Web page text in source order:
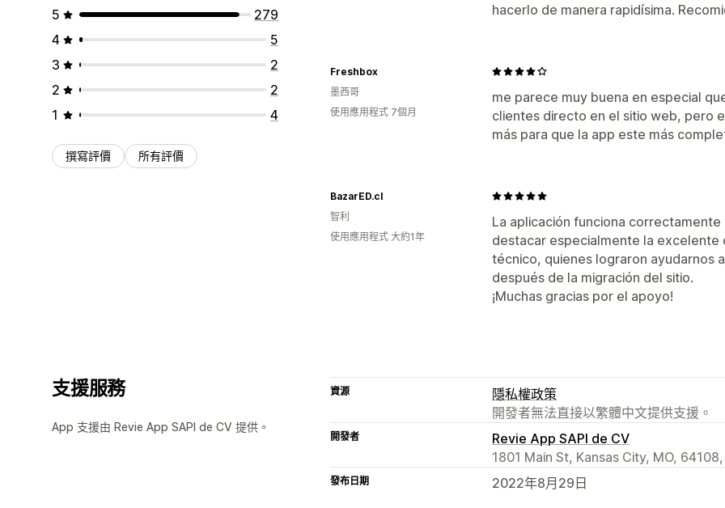
5
279
4
5
3
2
2
2
1
4
撰寫評價 所有評價
hacerlo de manera rapidísima.
me parece muy buena en especial
clientes directo en el sitio web, pero
más para que la app este más
Freshbox
墨西哥
使用應用程式 7個月
La aplicación funciona
destacar especialmente la
técnico, quienes lograron ayudarnos
después de la migración del sitio.
¡Muchas gracias por el apoyo!
BazarED.cl
智利
使用應用程式 大約1年
支援服務
App 支援由 Revie App SAPI de CV 提供。
資源
隱私權政策
開發者無法直接以繁體中文提供支援。
開發者
Revie App SAPI de CV
1801 Main St, Kansas City, MO, 64108,
發布日期 2022年8月29日